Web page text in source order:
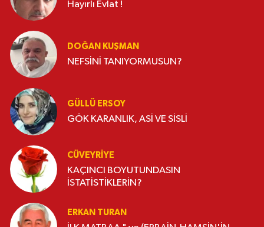
Hayırlı Evlat !
DOĞAN KUŞMAN
NEFSİNİ TANIYORMUSUN?
GÜLLÜ ERSOY
GÖK KARANLIK, ASİ VE SİSLİ
CÜVEYRIYE
KAÇINCI BOYUTUNDASIN
İSTATİSTİKLERİN?
ERKAN TURAN